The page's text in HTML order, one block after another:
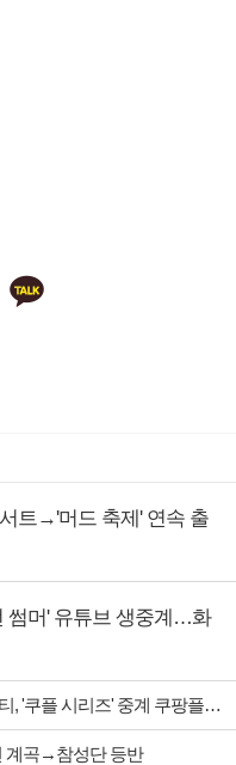
트→'머드 축제' 연속 출
썸머' 유튜브 생중계…화
플 시리즈' 중계 쿠팡플레이
계곡→참성단 등반